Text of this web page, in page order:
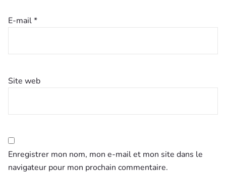
E-mail*
Site web
Enregistrer mon nom, mon e-mail et mon site dans le
navigateur pour mon prochain commentaire.